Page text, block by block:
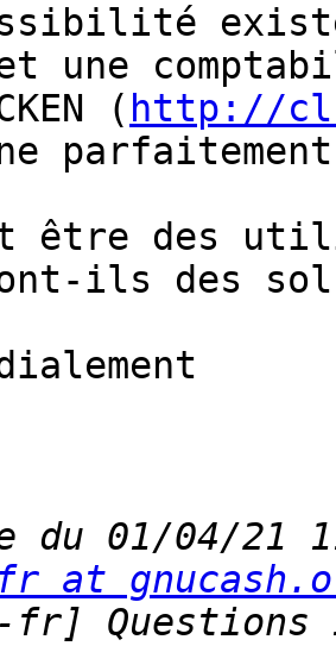
une
( http://
parfaitement
être des
ont-ils des
fr at
fr]